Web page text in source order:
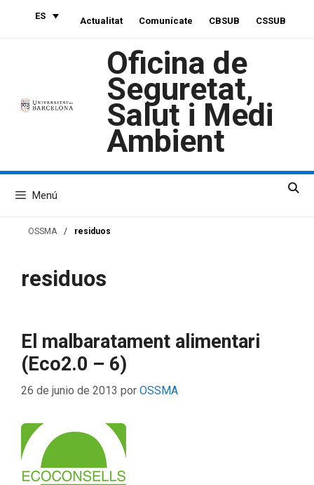
ES Actualitat Comunícate CBSUB CSSUB
Oficina de
Seguretat,
Salut i Medi
Ambient
Menú
OSSMA / residuos
residuos
El malbaratament alimentari
(Eco2.0 – 6)
26 de junio de 2013 por OSSMA